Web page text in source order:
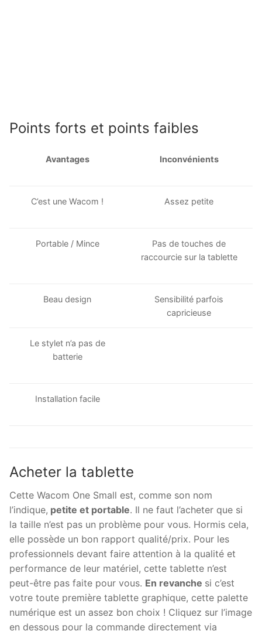
Points forts et points faibles
Avantages Inconvénients
C’est une Wacom ! Assez petite
Portable / Mince
Pas de touches de
raccourcie sur la tablette
Beau design
Sensibilité parfois
capricieuse
Le stylet n’a pas de
batterie
Installation facile
Acheter la tablette
Cette Wacom One Small est, comme son nom
l’indique, petite et portable. Il ne faut l’acheter que si
la taille n’est pas un problème pour vous. Hormis cela,
elle possède un bon rapport qualité/prix. Pour les
professionnels devant faire attention à la qualité et
performance de leur matériel, cette tablette n’est
peut-être pas faite pour vous. En revanche si c’est
votre toute première tablette graphique, cette palette
numérique est un assez bon choix ! Cliquez sur l’image
en dessous pour la commande directement via